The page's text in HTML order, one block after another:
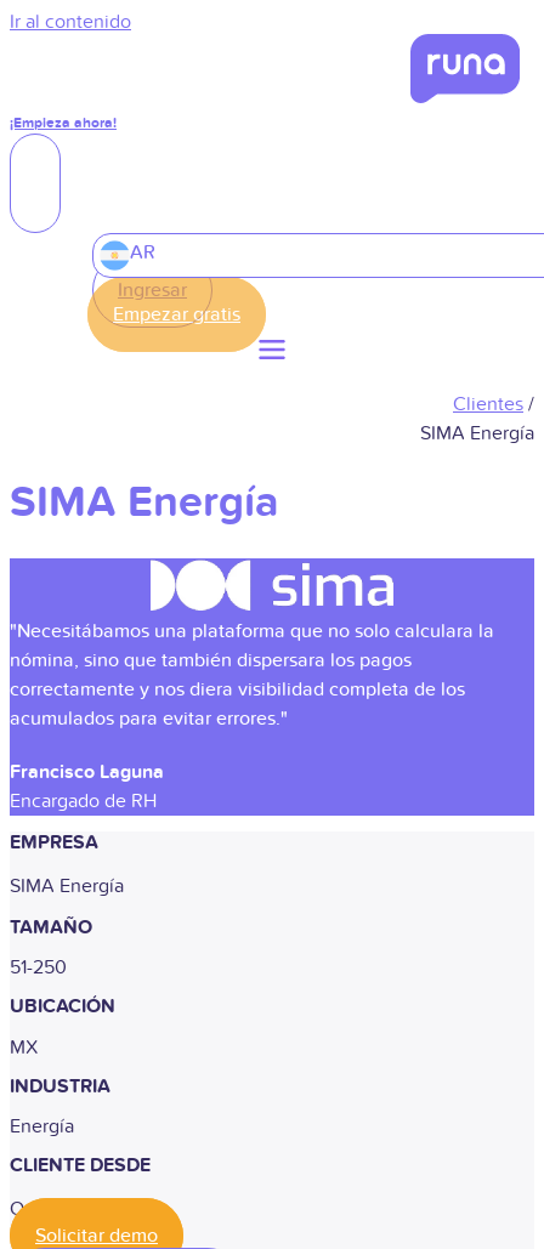
Ir al contenido
¡Empieza ahora!
Clientes /
SIMA Energía
SIMA Energía
"Necesitábamos una plataforma que no solo calculara la
nómina, sino que también dispersara los pagos
correctamente y nos diera visibilidad completa de los
acumulados para evitar errores."
Francisco Laguna
Encargado de RH
EMPRESA
SIMA Energía
TAMAÑO
51-250
UBICACIÓN
MX
INDUSTRIA
Energía
CLIENTE DESDE
Octubre, 2023
Solicitar demo